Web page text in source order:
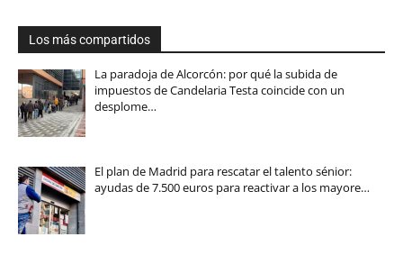
Los más compartidos
La paradoja de Alcorcón: por qué la subida de
impuestos de Candelaria Testa coincide con un
desplome…
El plan de Madrid para rescatar el talento sénior:
ayudas de 7.500 euros para reactivar a los mayore…